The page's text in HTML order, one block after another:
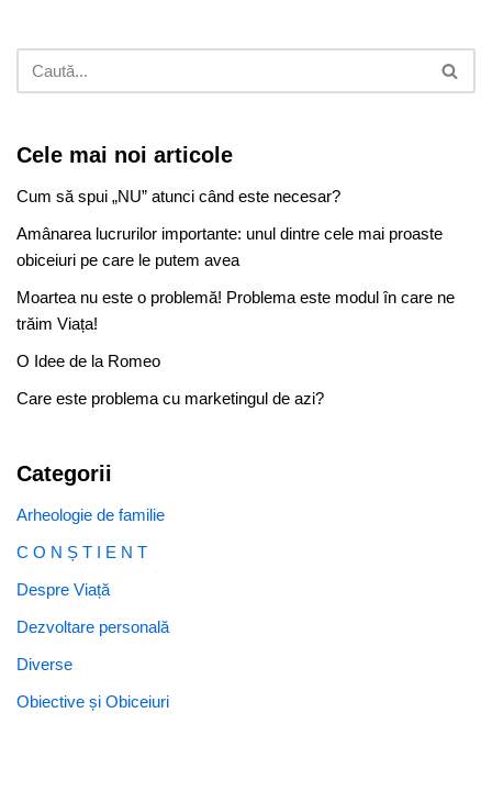
Cele mai noi articole
Cum să spui „NU” atunci când este necesar?
Amânarea lucrurilor importante: unul dintre cele mai proaste
obiceiuri pe care le putem avea
Moartea nu este o problemă! Problema este modul în care ne
trăim Viața!
O Idee de la Romeo
Care este problema cu marketingul de azi?
Categorii
Arheologie de familie
C O N Ș T I E N T
Despre Viață
Dezvoltare personală
Diverse
Obiective și Obiceiuri